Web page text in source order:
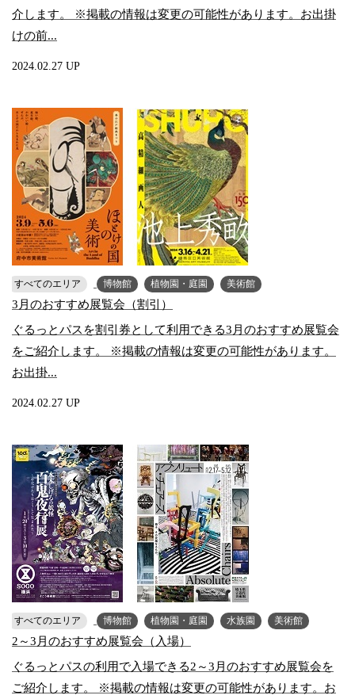
介します。 ※掲載の情報は変更の可能性があります。お出掛
けの前...
2024.02.27 UP
すべてのエリア 博物館 植物園・庭園 美術館
3月のおすすめ展覧会（割引）
ぐるっとパスを割引券として利用できる3月のおすすめ展覧会
をご紹介します。 ※掲載の情報は変更の可能性があります。
お出掛...
2024.02.27 UP
すべてのエリア 博物館 植物園・庭園 水族園 美術館
2～3月のおすすめ展覧会（入場）
ぐるっとパスの利用で入場できる2～3月のおすすめ展覧会を
ご紹介します。 ※掲載の情報は変更の可能性があります。お